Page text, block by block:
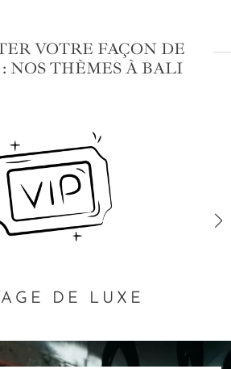
VOTRE FAÇON DE
: NOS THÈMES À BALI
DE LUXE